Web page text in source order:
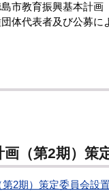
市教育振興基本計
体代表者及び公募
画（第2期）
2期）策定委員会設